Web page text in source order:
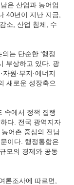
은 산업과 농어업
40년이 지난 지금,
소, 산업 침체, 수
는 단순한 ‘행정
부상하고 있다. 광
원·부지·에너지
새로운 성장축으
속에서 정책 집행
다. 전국 광역지자
어촌 중심의 전남
이다. 행정통합은
모의 경제와 공동
론조사에 따르면,